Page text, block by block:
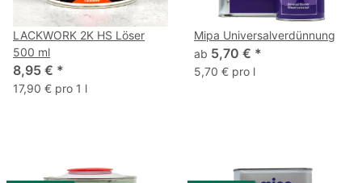
LACKWORK 2K HS Löser
500 ml
8,95 € *
17,90 € pro 1 l
Mipa Universalverdünnung
ab 5,70 € *
5,70 € pro l